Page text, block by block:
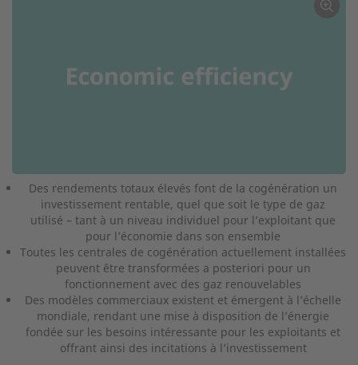
Des rendements totaux élevés font de la cogénération un
investissement rentable, quel que soit le type de gaz
utilisé – tant à un niveau individuel pour l’exploitant que
pour l’économie dans son ensemble
Toutes les centrales de cogénération actuellement installées
peuvent être transformées a posteriori pour un
fonctionnement avec des gaz renouvelables
Des modèles commerciaux existent et émergent à l’échelle
mondiale, rendant une mise à disposition de l’énergie
fondée sur les besoins intéressante pour les exploitants et
offrant ainsi des incitations à l’investissement